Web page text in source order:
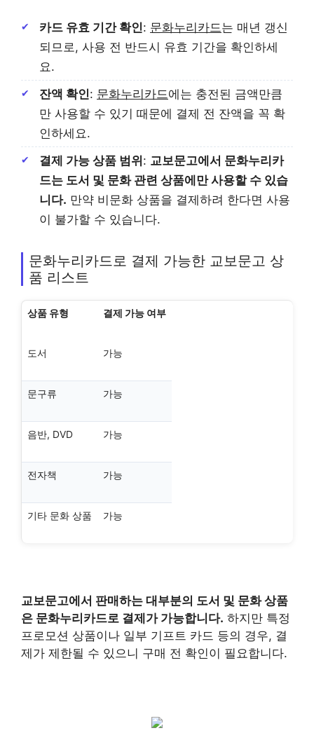
카드 유효 기간 확인: 문화누리카드는 매년 갱신
되므로, 사용 전 반드시 유효 기간을 확인하세
요.
잔액 확인: 문화누리카드에는 충전된 금액만큼
만 사용할 수 있기 때문에 결제 전 잔액을 꼭 확
인하세요.
결제 가능 상품 범위: 교보문고에서 문화누리카
드는 도서 및 문화 관련 상품에만 사용할 수 있습
니다. 만약 비문화 상품을 결제하려 한다면 사용
이 불가할 수 있습니다.
문화누리카드로 결제 가능한 교보문고 상
품 리스트
상품 유형 결제 가능 여부
도서 가능
문구류 가능
음반, DVD 가능
전자책 가능
기타 문화 상품 가능
교보문고에서 판매하는 대부분의 도서 및 문화 상품
은 문화누리카드로 결제가 가능합니다. 하지만 특정
프로모션 상품이나 일부 기프트 카드 등의 경우, 결
제가 제한될 수 있으니 구매 전 확인이 필요합니다.